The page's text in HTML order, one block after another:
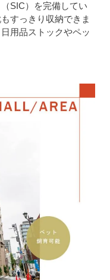
SIC）を完備してい
すっきり収納できま
用品ストックやペッ